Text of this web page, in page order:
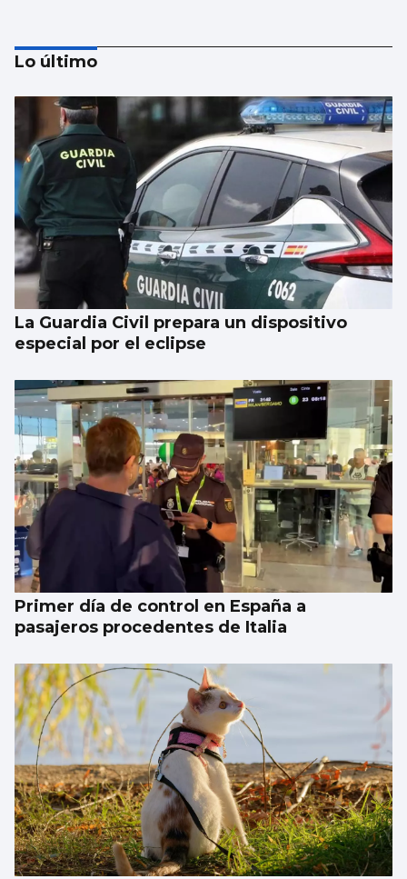
Altay Bayindir amenaza a Radu
Lo último
La Guardia Civil prepara un dispositivo
especial por el eclipse
Primer día de control en España a
pasajeros procedentes de Italia